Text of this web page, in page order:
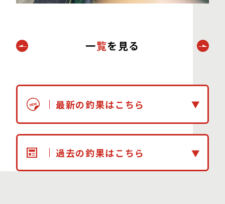
一覧を見る
最新の釣果はこちら
過去の釣果はこちら